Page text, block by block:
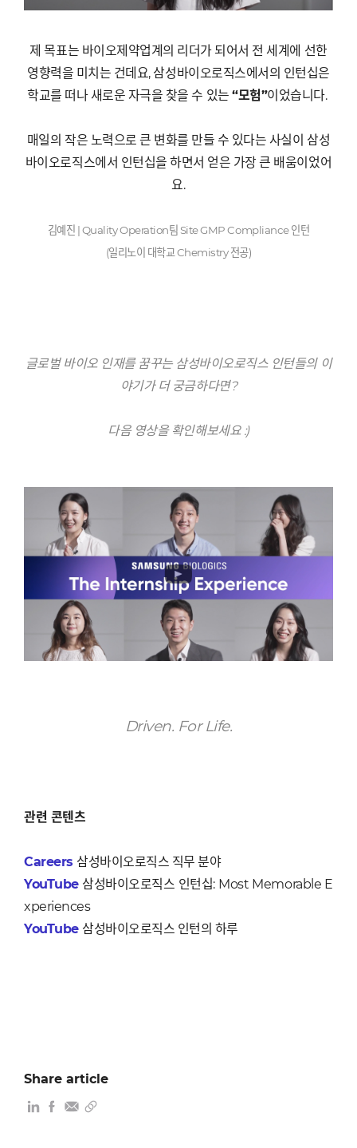
제 목표는 바이오제약업계의 리더가 되어서 전 세계에 선한
영향력을 미치는 건데요, 삼성바이오로직스에서의 인턴십은
학교를 떠나 새로운 자극을 찾을 수 있는“모험”이었습니다.
매일의 작은 노력으로 큰 변화를 만들 수 있다는 사실이 삼성
바이오로직스에서 인턴십을 하면서 얻은 가장 큰 배움이었어
요.
김예진 | Quality Operation팀 Site GMP Compliance인턴
(일리노이 대학교Chemistry전공)
글로벌 바이오 인재를 꿈꾸는 삼성바이오로직스 인턴들의 이
야기가 더 궁금하다면?
다음 영상을 확인해보세요 :)
Driven. For Life.
관련 콘텐츠
Careers 삼성바이오로직스 직무 분야
YouTube 삼성바이오로직스 인턴십: Most Memorable E
xperiences
YouTube 삼성바이오로직스 인턴의 하루
Share article